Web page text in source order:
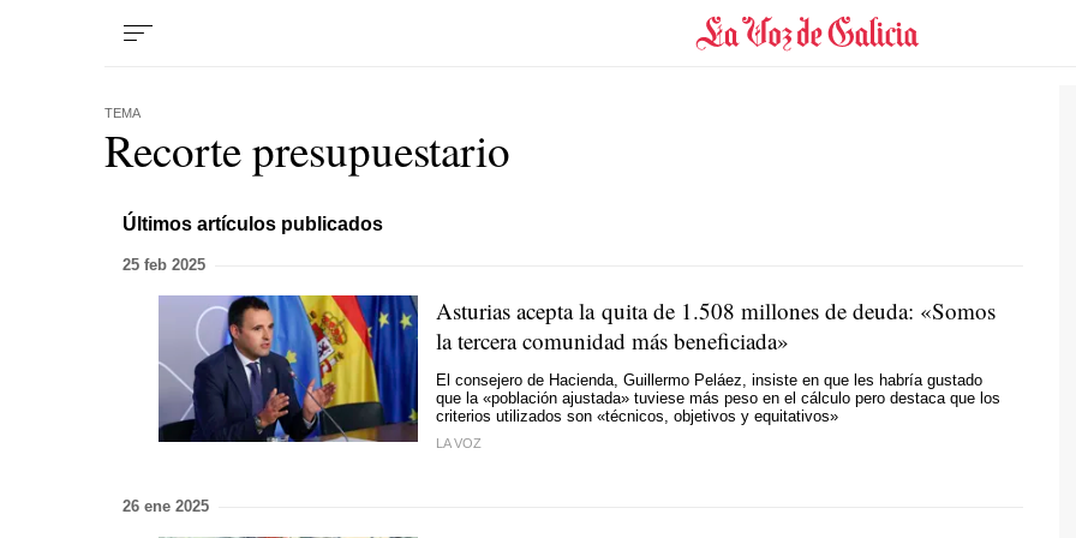
TEMA
Recorte presupuestario
Últimos artículos publicados
25 feb 2025
Asturias acepta la quita de 1.508 millones de deuda: «Somos
la tercera comunidad más beneficiada»
El consejero de Hacienda, Guillermo Peláez, insiste en que les habría gustado
que la «población ajustada» tuviese más peso en el cálculo pero destaca que los
criterios utilizados son «técnicos, objetivos y equitativos»
LA VOZ
26 ene 2025